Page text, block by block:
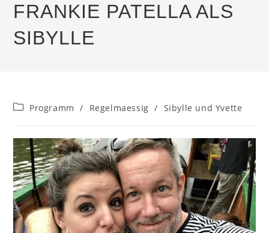
FRANKIE PATELLA ALS
SIBYLLE
Beitrags-
Programm / Regelmaessig / Sibylle und Yvette